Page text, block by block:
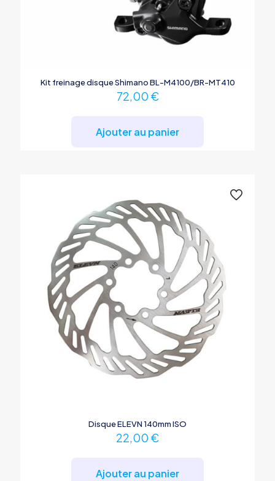
Kit freinage disque Shimano BL-M4100/BR-MT410
72,00 €
Ajouter au panier
Disque ELEVN 140mm ISO
22,00 €
Ajouter au panier